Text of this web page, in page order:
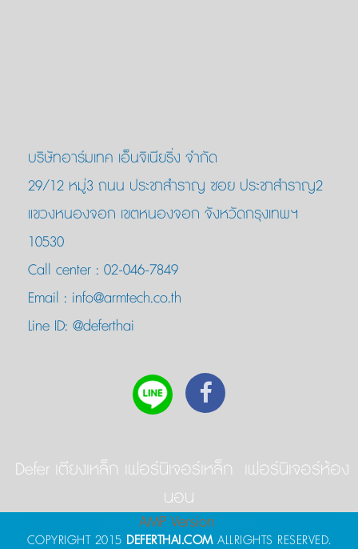
บริษัทอาร์มเทค เอ็นจิเนียริ่ง จำกัด
29/12 หมู่3 ถนน ประชาสำราญ ซอย ประชาสำราญ2
แขวงหนองจอก เขตหนองจอก จังหวัดกรุงเทพฯ
10530
Call center : 02-046-7849
Email : info@armtech.co.th
Line ID: @deferthai
Defer เตียงเหล็ก เฟอร์นิเจอร์เหล็ก เฟอร์นิเจอร์ห้อง
นอน
AMP Version
COPYRIGHT 2015 DEFERTHAI.COM ALLRIGHTS RESERVED.